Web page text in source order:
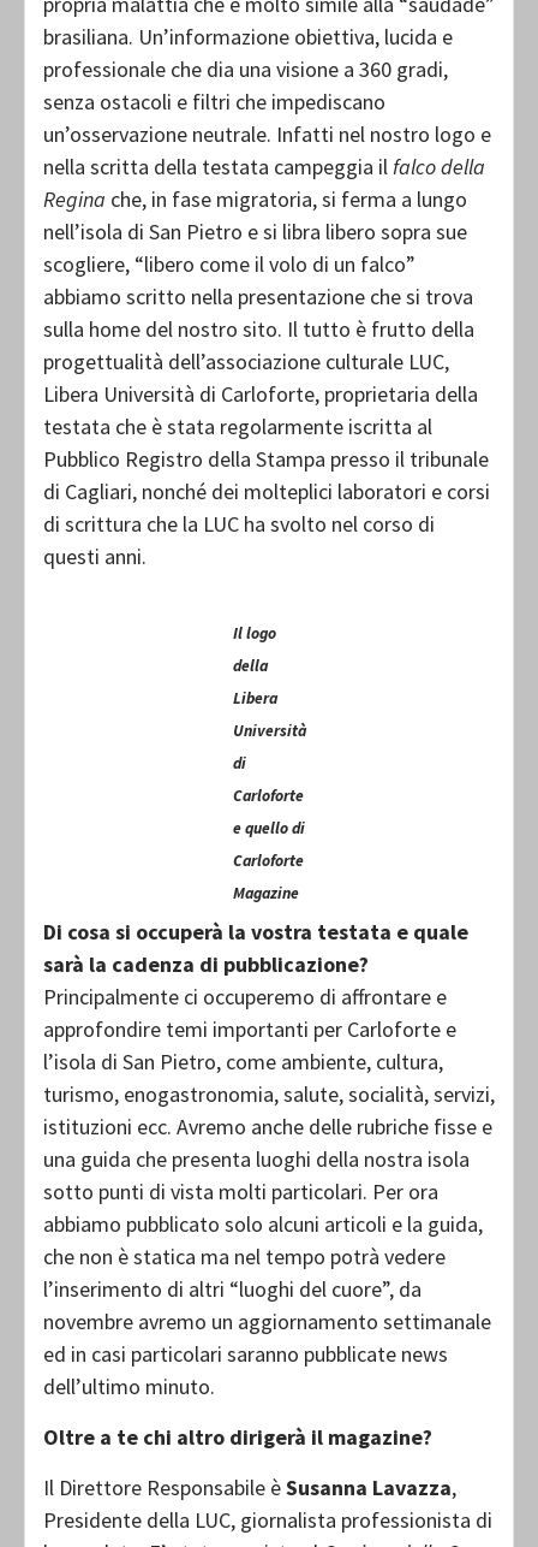
brasiliana. Un’informazione obiettiva, lucida e
professionale che dia una visione a 360 gradi,
senza ostacoli e filtri che impediscano
un’osservazione neutrale. Infatti nel nostro logo e
nella scritta della testata campeggia ilfalco della
Regina che, in fase migratoria, si ferma a lungo
nell’isola di San Pietro e si libra libero sopra sue
scogliere, “libero come il volo di un falco”
abbiamo scritto nella presentazione che si trova
sulla home del nostro sito. Il tutto è frutto della
progettualità dell’associazione culturale LUC,
Libera Università di Carloforte, proprietaria della
testata che è stata regolarmente iscritta al
Pubblico Registro della Stampa presso il tribunale
di Cagliari, nonché dei molteplici laboratori e corsi
di scrittura che la LUC ha svolto nel corso di
questi anni.
Il logo
della
Libera
Università
di
Carloforte
e quello di
Carloforte
Magazine
Di cosa si occuperà la vostra testata e quale
sarà la cadenza di pubblicazione?
Principalmente ci occuperemo di affrontare e
approfondire temi importanti per Carloforte e
l’isola di San Pietro, come ambiente, cultura,
turismo, enogastronomia, salute, socialità, servizi,
istituzioni ecc. Avremo anche delle rubriche fisse e
una guida che presenta luoghi della nostra isola
sotto punti di vista molti particolari. Per ora
abbiamo pubblicato solo alcuni articoli e la guida,
che non è statica ma nel tempo potrà vedere
l’inserimento di altri “luoghi del cuore”, da
novembre avremo un aggiornamento settimanale
ed in casi particolari saranno pubblicate news
dell’ultimo minuto.
Oltre a te chi altro dirigerà il magazine?
Il Direttore Responsabile èSusanna Lavazza,
Presidente della LUC, giornalista professionista di